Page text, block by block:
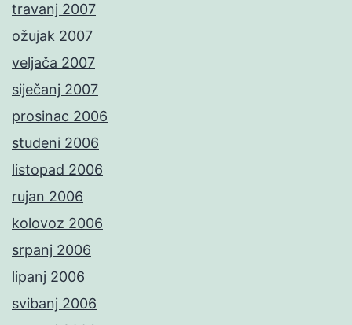
travanj 2007
ožujak 2007
veljača 2007
siječanj 2007
prosinac 2006
studeni 2006
listopad 2006
rujan 2006
kolovoz 2006
srpanj 2006
lipanj 2006
svibanj 2006